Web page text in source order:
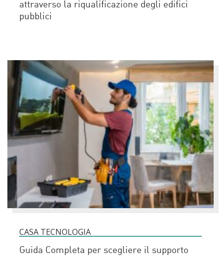
attraverso la riqualificazione degli edifici
pubblici
CASA TECNOLOGIA
Guida Completa per scegliere il supporto